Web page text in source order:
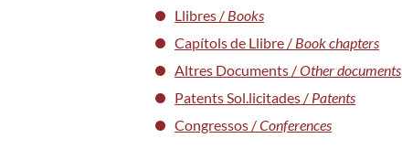
Llibres / Books
Capítols de Llibre / Book chapters
Altres Documents /Other documents
Patents Sol.licitades / Patents
Congressos /Conferences